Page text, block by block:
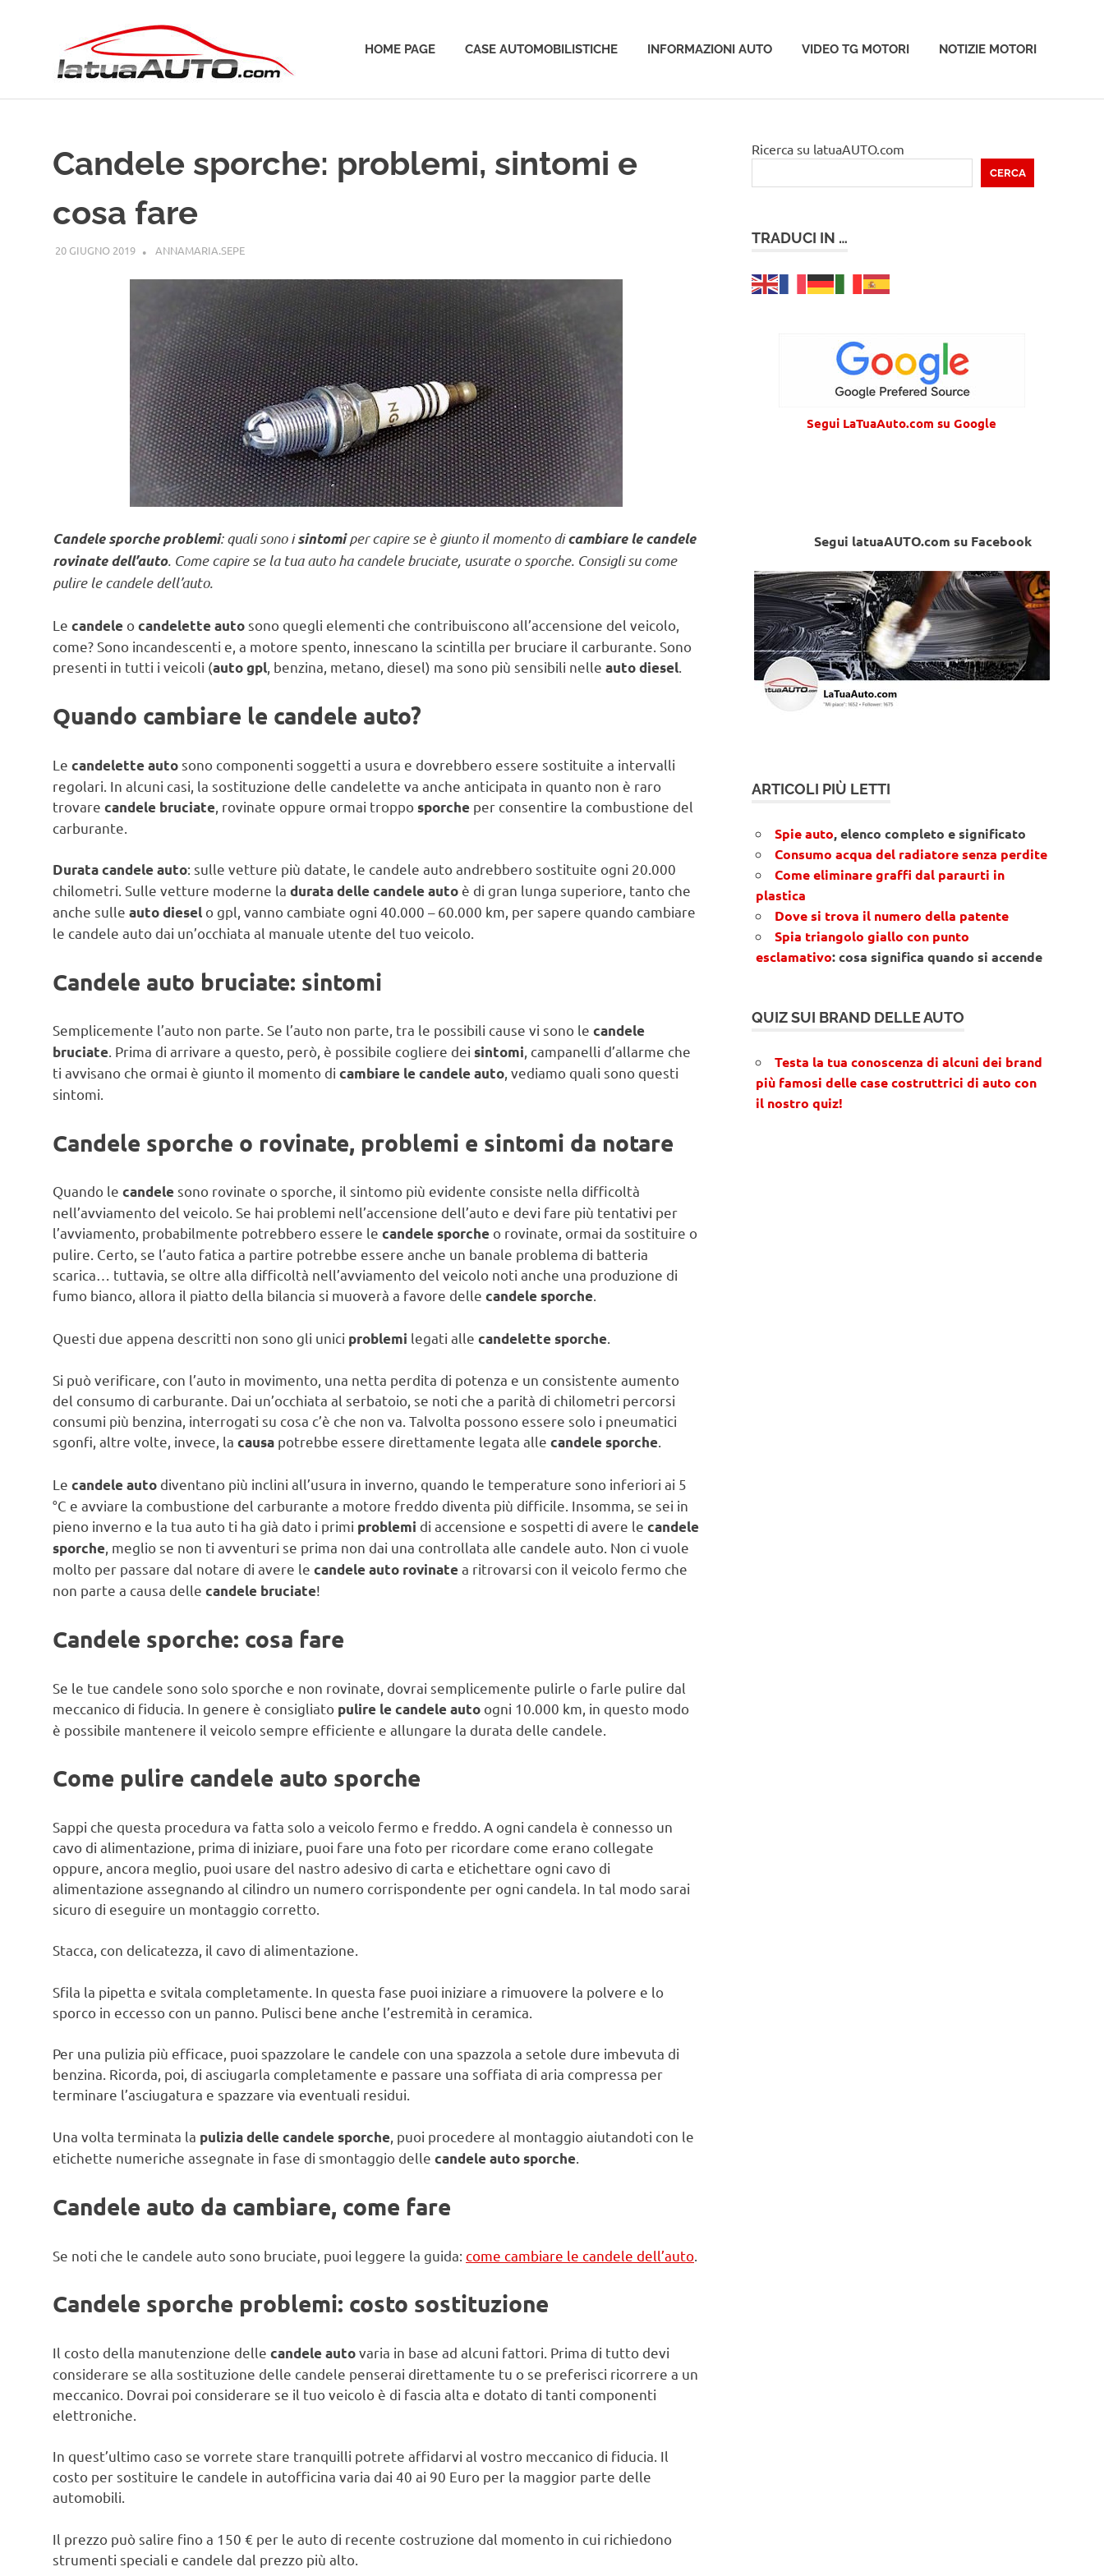
HOME PAGE CASE AUTOMOBILISTICHE INFORMAZIONI AUTO VIDEO TG MOTORI NOTIZIE MOTORI
Candele sporche: problemi, sintomi e
cosa fare
20 GIUGNO 2019 ANNAMARIA.SEPEGUIDE
Candele sporche problemi: quali sono isintomiper capire se è giunto il momento dicambiare le candele
rovinate dell’auto. Come capire se la tua auto ha candele bruciate, usurate o sporche. Consigli su come
pulire le candele dell’auto.
Le candele ocandelette auto sono quegli elementi che contribuiscono all’accensione del veicolo,
come? Sono incandescenti e, a motore spento, innescano la scintilla per bruciare il carburante. Sono
presenti in tutti i veicoli (auto gpl , benzina, metano, diesel) ma sono più sensibili nelle auto diesel
Quando cambiare le candele auto?
Le candelette auto sono componenti soggetti a usura e dovrebbero essere sostituite a intervalli
regolari. In alcuni casi, la sostituzione delle candelette va anche anticipata in quanto non è raro
trovare candele bruciate , rovinate oppure ormai tropposporche per consentire la combustione del
carburante.
Durata candele auto: sulle vetture più datate, le candele auto andrebbero sostituite ogni 20.000
chilometri. Sulle vetture moderne la durata delle candele auto è di gran lunga superiore, tanto che
anche sulle auto diesel o gpl, vanno cambiate ogni 40.000 – 60.000 km, per sapere quando cambiare
le candele auto dai un’occhiata al manuale utente del tuo veicolo.
Candele auto bruciate: sintomi
Semplicemente l’auto non parte. Se l’auto non parte, tra le possibili cause vi sono le candele
bruciate. Prima di arrivare a questo, però, è possibile cogliere dei sintomi, campanelli d’allarme che
ti avvisano che ormai è giunto il momento di cambiare le candele auto, vediamo quali sono questi
sintomi.
Candele sporche o rovinate, problemi e sintomi da notare
Quando le candele sono rovinate o sporche, il sintomo più evidente consiste nella difficoltà
nell’avviamento del veicolo. Se hai problemi nell’accensione dell’auto e devi fare più tentativi per
l’avviamento, probabilmente potrebbero essere le candele sporche o rovinate, ormai da sostituire o
pulire. Certo, se l’auto fatica a partire potrebbe essere anche un banale problema di batteria
scarica… tuttavia, se oltre alla difficoltà nell’avviamento del veicolo noti anche una produzione di
fumo bianco, allora il piatto della bilancia si muoverà a favore delle candele sporche.
Questi due appena descritti non sono gli unici problemi legati alle candelette sporche
Si può verificare, con l’auto in movimento, una netta perdita di potenza e un consistente aumento
del consumo di carburante. Dai un’occhiata al serbatoio, se noti che a parità di chilometri percorsi
consumi più benzina, interrogati su cosa c’è che non va. Talvolta possono essere solo i pneumatici
sgonfi, altre volte, invece, la causa potrebbe essere direttamente legata alle candele sporche.
Le candele auto diventano più inclini all’usura in inverno, quando le temperature sono inferiori ai 5
°C e avviare la combustione del carburante a motore freddo diventa più difficile. Insomma, se sei in
pieno inverno e la tua auto ti ha già dato i primi problemi di accensione e sospetti di avere le candele
sporche , meglio se non ti avventuri se prima non dai una controllata alle candele auto. Non ci vuole
molto per passare dal notare di avere le candele auto rovinatea ritrovarsi con il veicolo fermo che
non parte a causa delle candele bruciate!
Candele sporche: cosa fare
Se le tue candele sono solo sporche e non rovinate, dovrai semplicemente pulirle o farle pulire dal
meccanico di fiducia. In genere è consigliato pulire le candele auto ogni 10.000 km, in questo modo
è possibile mantenere il veicolo sempre efficiente e allungare la durata delle candele.
Come pulire candele auto sporche
Sappi che questa procedura va fatta solo a veicolo fermo e freddo. A ogni candela è connesso un
cavo di alimentazione, prima di iniziare, puoi fare una foto per ricordare come erano collegate
oppure, ancora meglio, puoi usare del nastro adesivo di carta e etichettare ogni cavo di
alimentazione assegnando al cilindro un numero corrispondente per ogni candela. In tal modo sarai
sicuro di eseguire un montaggio corretto.
Stacca, con delicatezza, il cavo di alimentazione.
Sfila la pipetta e svitala completamente. In questa fase puoi iniziare a rimuovere la polvere e lo
sporco in eccesso con un panno. Pulisci bene anche l’estremità in ceramica.
Per una pulizia più efficace, puoi spazzolare le candele con una spazzola a setole dure imbevuta di
benzina. Ricorda, poi, di asciugarla completamente e passare una soffiata di aria compressa per
terminare l’asciugatura e spazzare via eventuali residui.
Una volta terminata la pulizia delle candele sporche , puoi procedere al montaggio aiutandoti con le
etichette numeriche assegnate in fase di smontaggio delle candele auto sporche
Candele auto da cambiare, come fare
Se noti che le candele auto sono bruciate, puoi leggere la guida: come cambiare le candele dell’auto
Candele sporche problemi: costo sostituzione
Il costo della manutenzione delle candele autovaria in base ad alcuni fattori. Prima di tutto devi
considerare se alla sostituzione delle candele penserai direttamente tu o se preferisci ricorrere a un
meccanico. Dovrai poi considerare se il tuo veicolo è di fascia alta e dotato di tanti componenti
elettroniche.
In quest’ultimo caso se vorrete stare tranquilli potrete affidarvi al vostro meccanico di fiducia. Il
costo per sostituire le candele in autofficina varia dai 40 ai 90 Euro per la maggior parte delle
automobili.
Il prezzo può salire fino a 150 € per le auto di recente costruzione dal momento in cui richiedono
strumenti speciali e candele dal prezzo più alto.
Ricerca su latuaAUTO.com
CERCA
TRADUCI IN …
Segui LaTuaAuto.com su Google
Segui latuaAUTO.com su Facebook
ARTICOLI PIÙ LETTI
Spie auto, elenco completo e significato
Consumo acqua del radiatore senza perdite
Come eliminare graffi dal paraurti in
plastica
Dove si trova il numero della patente
Spia triangolo giallo con punto
esclamativo: cosa significa quando si accende
QUIZ SUI BRAND DELLE AUTO
Testa la tua conoscenza di alcuni dei brand
più famosi delle case costruttrici di auto con
il nostro quiz!